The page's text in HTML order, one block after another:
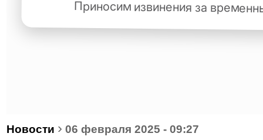
Новости › 06 февраля 2025 - 09:27